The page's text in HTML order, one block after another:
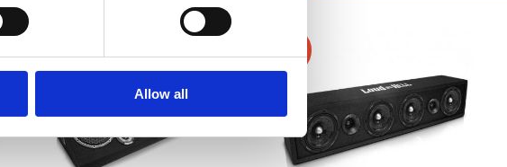
Allow all